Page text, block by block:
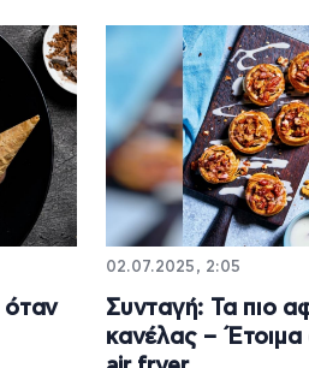
όταν
02.07.2025, 2:05
Συνταγή: Τα πιο
κανέλας – Έτοιμα